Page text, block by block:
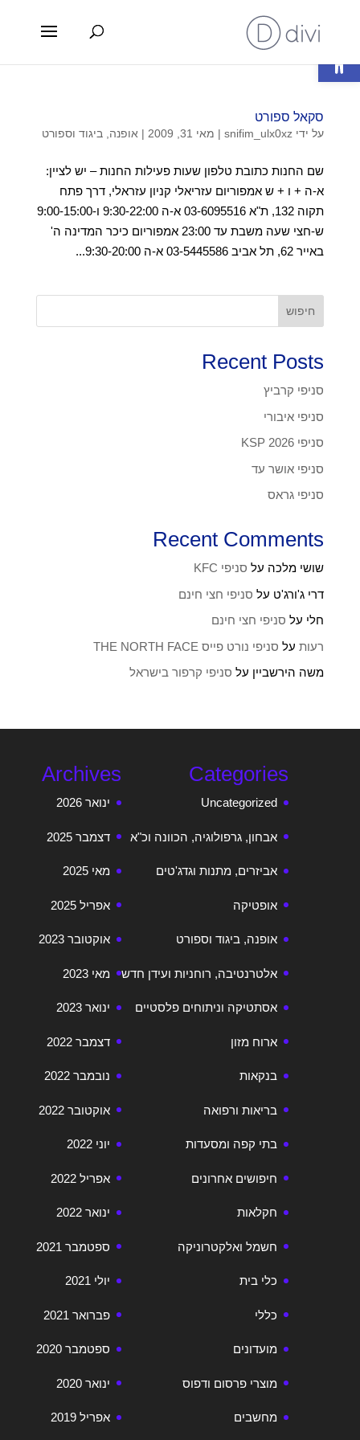
סקאל ספורט
על ידי snifim_ulx0xz
| מאי 31, 2009 | אופנה, ביגוד וספורט
שם החנות כתובת טלפון שעות פעילות החנות – יש לציין:
א-ה + ו + ש אמפוריום עזריאלי קניון עזראלי, דרך פתח
תקוה 132, ת"א 03-6095516 א-ה 9:30-22:00 ו-9:00-15:00
ש-חצי שעה משבת עד 23:00 אמפוריום כיכר המדינה ה'
באייר 62, תל אביב 03-5445586 א-ה 9:30-20:00...
חיפוש
Recent Posts
סניפי קרביץ
סניפי איבורי
סניפי KSP 2026
סניפי אושר עד
סניפי גראס
Recent Comments
שושי מלכה על סניפי KFC
דרי ג'ורג'ט על סניפי חצי חינם
חלי על סניפי חצי חינם
רעותעל סניפי נורט פייס THE NORTH FACE
משה הירשביין על סניפי קרפור בישראל
Archives
ינואר 2026
דצמבר 2025
מאי 2025
אפריל 2025
אוקטובר 2023
מאי 2023
ינואר 2023
דצמבר 2022
נובמבר 2022
אוקטובר 2022
יוני 2022
אפריל 2022
ינואר 2022
ספטמבר 2021
יולי 2021
פברואר 2021
ספטמבר 2020
ינואר 2020
אפריל 2019
Categories
Uncategorized
אבחון, גרפולוגיה, הכוונה וכ"א
אביזרים, מתנות וגדג'טים
אופטיקה
אופנה, ביגוד וספורט
אלטרנטיבה, רוחניות ועידן חדש
אסתטיקה וניתוחים פלסטיים
ארוח מזון
בנקאות
בריאות ורפואה
בתי קפה ומסעדות
חיפושים אחרונים
חקלאות
חשמל ואלקטרוניקה
כלי בית
כללי
מועדונים
מוצרי פרסום ודפוס
מחשבים
פתח סרגל נגישות